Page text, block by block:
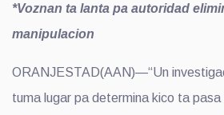
*Voznan ta lanta pa autoridad
manipulacion
ORANJESTAD(AAN)—“Un
tuma lugar pa determina kico ta